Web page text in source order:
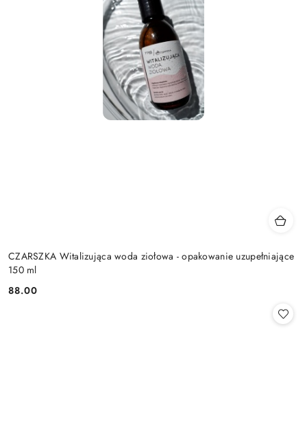
CZARSZKA Witalizująca woda ziołowa - opakowanie uzupełniające
150 ml
Cena:
88.00